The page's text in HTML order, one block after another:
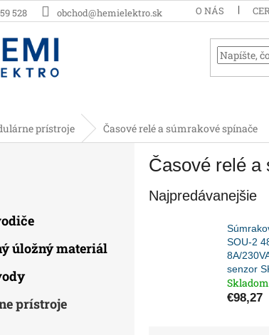
528 obchod@hemielektro.sk O NÁS
prístroje Časové relé a súmrakové spínače
úložný materiál
prístroje
Časové relé a
Najpredávanejšie
SOU-2
8A/
senzor
Skladom
€98,27